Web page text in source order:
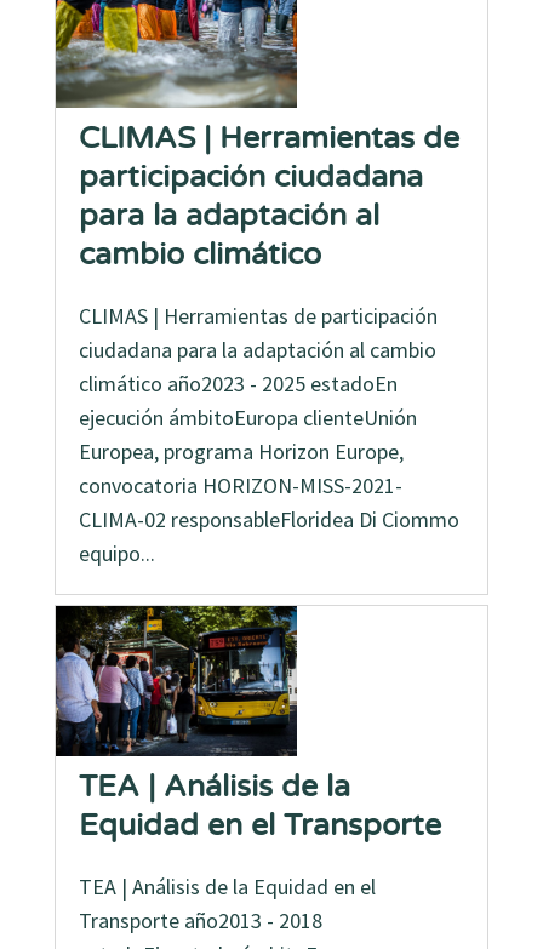
CLIMAS | Herramientas de
participación ciudadana
para la adaptación al
cambio climático
CLIMAS | Herramientas de participación
ciudadana para la adaptación al cambio
climático año2023 - 2025 estadoEn
ejecución ámbitoEuropa clienteUnión
Europea, programa Horizon Europe,
convocatoria HORIZON-MISS-2021-
CLIMA-02 responsableFloridea Di Ciommo
equipo...
TEA | Análisis de la
Equidad en el Transporte
TEA | Análisis de la Equidad en el
Transporte año2013 - 2018